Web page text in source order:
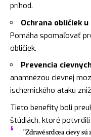
príhod.
Ochrana obličiek
Pomáha spomaľovať
obličiek.
Prevencia
anamnézou cievnej
ischemického ataku
Tieto benefity boli
štúdiách, ktoré
"Zdravé srdce a cievy